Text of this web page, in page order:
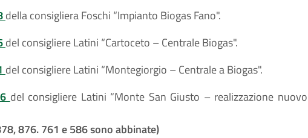
della consigliera Foschi “Impianto Biogas Fano".
del consigliere Latini “Cartoceto – Centrale Biogas".
del consigliere Latini “Montegiorgio – Centrale a Biogas".
del consigliere Latini “Monte San Giusto – realizzazione nuovo
876. 761 e 586 sono abbinate)